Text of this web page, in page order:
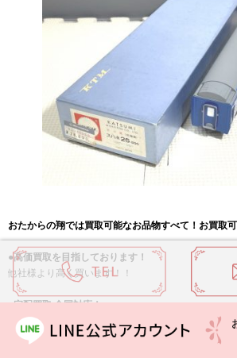
おたからの翔では買取可能なお品物すべて！お買取可
●高価買取を目指しております！
他社様より高く買います！！
●宅配買取 全国対応！
元払いにてご対応しております！